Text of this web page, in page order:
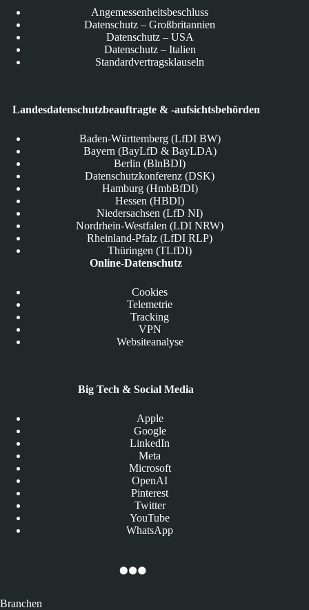
Angemessenheitsbeschluss
Datenschutz – Großbritannien
Datenschutz – USA
Datenschutz – Italien
Standardvertragsklauseln
Landesdatenschutzbeauftragte & -aufsichtsbehörden
Baden-Württemberg (LfDI BW)
Bayern (BayLfD & BayLDA)
Berlin (BlnBDI)
Datenschutzkonferenz (DSK)
Hamburg (HmbBfDI)
Hessen (HBDI)
Niedersachsen (LfD NI)
Nordrhein-Westfalen (LDI NRW)
Rheinland-Pfalz (LfDI RLP)
Thüringen (TLfDI)
Online-Datenschutz
Cookies
Telemetrie
Tracking
VPN
Websiteanalyse
Big Tech & Social Media
Apple
Google
LinkedIn
Meta
Microsoft
OpenAI
Pinterest
Twitter
YouTube
WhatsApp
Branchen